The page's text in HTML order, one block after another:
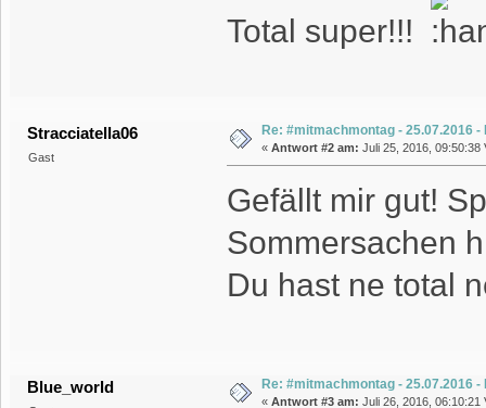
Total super!!!
Stracciatella06
Gast
Re: #mitmachmontag - 25.07.2016 -
« Antwort #2 am: Juli 25, 2016, 09:50:38
Gefällt mir gut!
Sommersachen
Du hast ne total
Blue_world Re: #mitmachmontag - 25.07.2016 -
« Antwort #3 am: Juli 26, 2016, 06:10:21